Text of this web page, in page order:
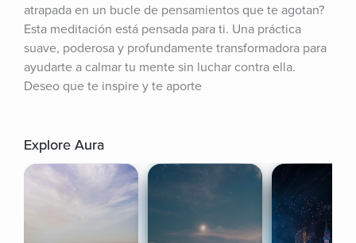
atrapada en un bucle de pensamientos que te agotan?
Esta meditación está pensada para ti. Una práctica
suave, poderosa y profundamente transformadora para
ayudarte a calmar tu mente sin luchar contra ella.
Deseo que te inspire y te aporte
Explore Aura